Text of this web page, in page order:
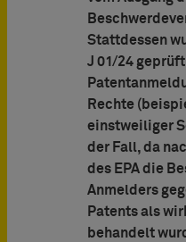
Stattdessen
J 01/24
Rechte
einstweiliger
der Fall, da
des EPA die
Anmelders
Patents als
behandelt